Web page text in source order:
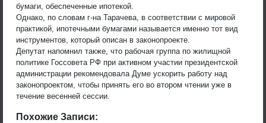
бумаги, обеспеченные ипотекой.
Однако, по словам г-на Тарачева, в соответствии с мировой
практикой, ипотечными бумагами называется именно тот вид
инструментов, который описан в законопроекте.
Депутат напомнил также, что рабочая группа по жилищной
политике Госсовета РФ при активном участии президентской
администрации рекомендовала Думе ускорить работу над
законопроектом, чтобы принять его во втором чтении уже в
течение весенней сессии.
Похожие Записи: